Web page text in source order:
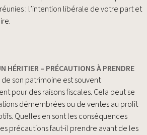
: l’intention libérale de votre part et
HÉRITIER – PRÉCAUTIONS À PRENDRE
son patrimoine est souvent
pour des raisons fiscales. Cela peut se
démembrées ou de ventes au profit
Quelles en sont les conséquences
précautions faut-il prendre avant de les